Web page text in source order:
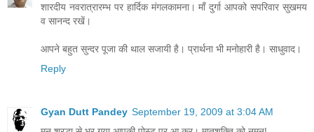
शारदीय नवरात्रारम्भ पर हार्दिक मंगलकामना। माँ दुर्गा आपको सपरिवार सुखमय
व सानन्द रखें।
आपने बहुत सुन्दर पूजा की थाल सजायी है। प्रार्थना भी मनोहारी है। साधुवाद।
Reply
Gyan Dutt Pandey September 19, 2009 at 3:04 AM